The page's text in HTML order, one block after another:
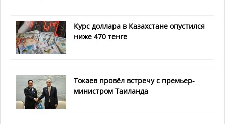
Курс доллара в Казахстане опустился
ниже 470 тенге
Токаев провёл встречу с премьер-
министром Таиланда